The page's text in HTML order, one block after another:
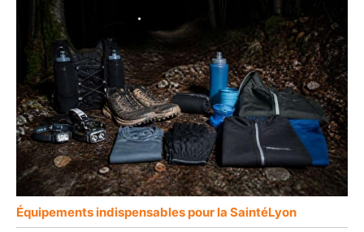
Équipements indispensables pour la SaintéLyon